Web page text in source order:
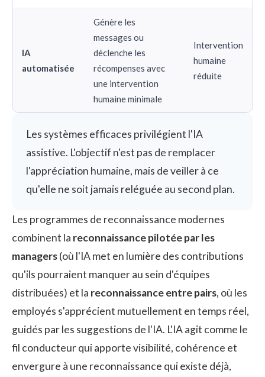
IA
automatisée
Génère les
messages ou
déclenche les
récompenses avec
une intervention
humaine minimale
Intervention
humaine
réduite
Les systèmes efficaces privilégient l'IA
assistive. L'objectif n'est pas de remplacer
l'appréciation humaine, mais de veiller à ce
qu'elle ne soit jamais reléguée au second plan.
Les programmes de reconnaissance modernes
combinent la reconnaissance pilotée par les
managers(où l'IA met en lumière des contributions
qu'ils pourraient manquer au sein d'équipes
distribuées) et la reconnaissance entre pairs, où les
employés s'apprécient mutuellement en temps réel,
guidés par les suggestions de l'IA. L'IA agit comme le
fil conducteur qui apporte visibilité, cohérence et
envergure à une reconnaissance qui existe déjà,